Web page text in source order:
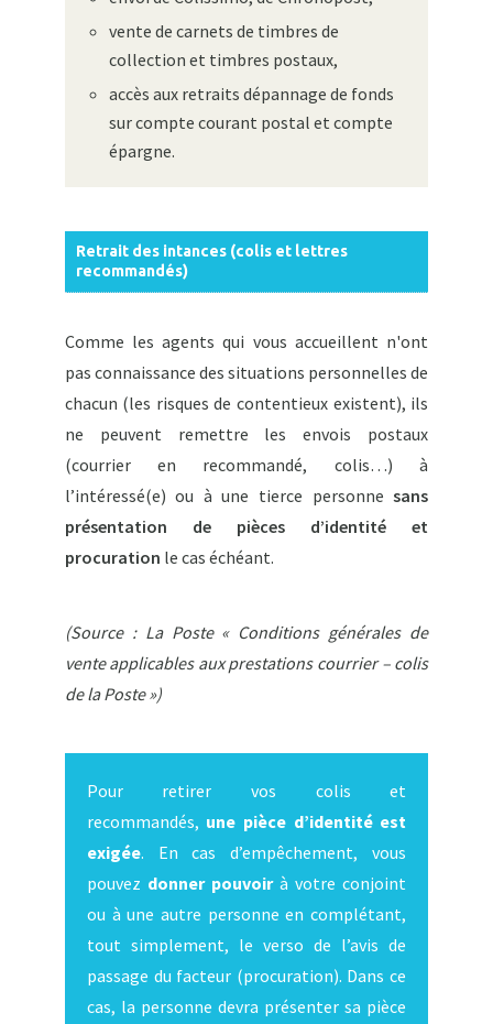
vente de carnets de timbres de
collection et timbres postaux,
accès aux retraits dépannage de fonds
sur compte courant postal et compte
épargne.
Retrait des intances (colis et lettres
recommandés)
Comme les agents qui vous accueillent n'ont
pas connaissance des situations personnelles de
chacun (les risques de contentieux existent), ils
ne peuvent remettre les envois postaux
(courrier en recommandé, colis…) à
l’intéressé(e) ou à une tierce personnesans
présentation de pièces d’identité et
procuration le cas échéant.
(Source : La Poste « Conditions générales de
vente applicables aux prestations courrier – colis
de la Poste »)
Pour retirer vos colis et
recommandés, une pièce d’identité est
exigée. En cas d’empêchement, vous
pouvez donner pouvoirà votre conjoint
ou à une autre personne en complétant,
tout simplement, le verso de l’avis de
passage du facteur (procuration). Dans ce
cas, la personne devra présenter sa pièce